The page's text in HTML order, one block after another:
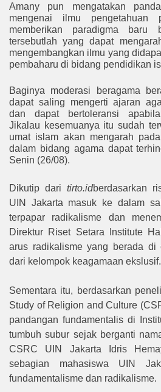
Amany pun mengatakan
mengenai ilmu pengetahuan
memberikan paradigma baru
tersebutlah yang dapat
mengembangkan ilmu yang
pembaharu di bidang pendidikan
Baginya moderasi
beragama
dapat saling mengerti ajaran
dan dapat bertoleransi
Jikalau kesemuanya itu sudah
umat islam akan mengarah
dalam bidang agama dapat
Senin (26/08).
Dikutip daritirto.idberdasarkan
UIN Jakarta masuk ke dalam
terpapar radikalisme dan
Direktur Riset Setara Institute
arus radikalisme yang berada di
dari kelompok keagamaan ekslusif.
Sementara itu, berdasarkan
Study of Religion and Culture
pandangan fundamentalis di
tumbuh subur sejak berganti
CSRC UIN Jakarta Idris
sebagian mahasiswa UIN
fundamentalisme dan radikalisme.